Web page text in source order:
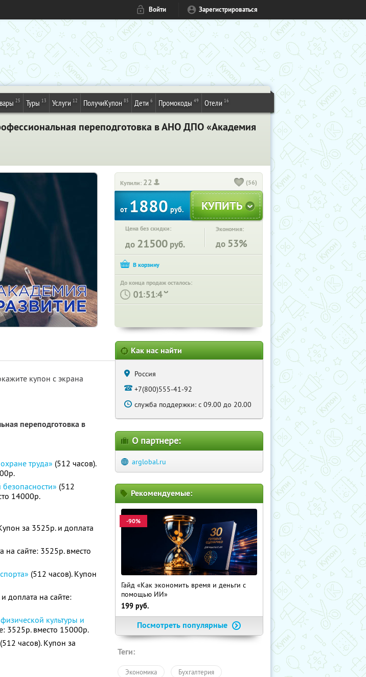
Войти Зарегистрироваться
25 Туры 13 Услуги 12 ПолучиКупон 85 Дети 6 Промокоды 49 Отели 16
переподготовка в АНО ДПО «Академия
Купили: 22 (56)
от 1880 руб.
Цена без скидки:
до 21500 руб.
Экономия:
до 53%
До конца продаж осталось:
: :
купон с экрана
переподготовка в
труда» (512 часов).
(512
14000р.
за 3525р. и доплата
на сайте: 3525р. вместо
(512 часов). Купон
доплата на сайте:
культуры и
3525р. вместо 15000р.
(512 часов). Купон за
Как нас найти
Россия
+7(800)555-41-92
служба поддержки: с 09.00 до 20.00
О партнере:
arglobal.ru
Рекомендуемые:
-90%
Гайд «Как экономить время и деньги с
помощью ИИ»
199 руб.
Посмотреть популярные
Теги:
Экономика Бухгалтерия